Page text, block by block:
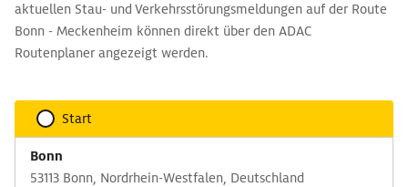
aktuellen Stau- und Verkehrsstörungsmeldungen auf der Route
Bonn - Meckenheim können direkt über den ADAC
Routenplaner angezeigt werden.
Start
Bonn
53113 Bonn, Nordrhein-Westfalen, Deutschland